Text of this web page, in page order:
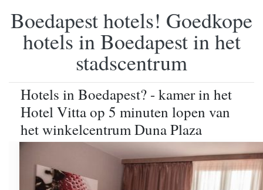
Boedapest hotels! Goedkope
hotels in Boedapest in het
stadscentrum
Hotels in Boedapest? - kamer in het
Hotel Vitta op 5 minuten lopen van
het winkelcentrum Duna Plaza